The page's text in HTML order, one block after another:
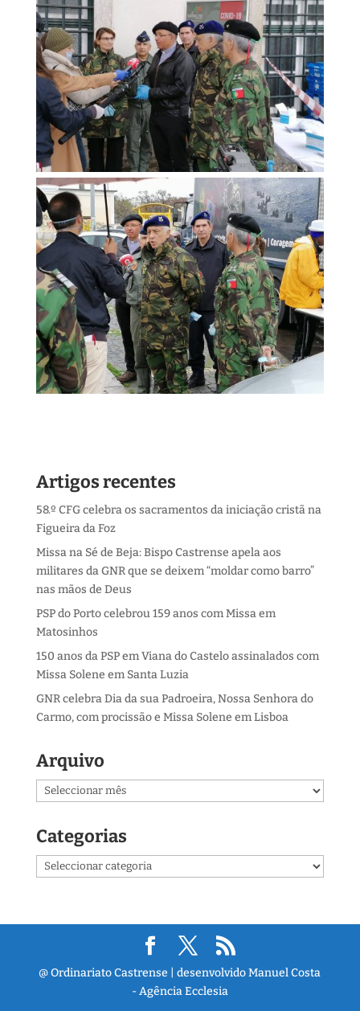
Artigos recentes
58.º CFG celebra os sacramentos da iniciação cristã na
Figueira da Foz
Missa na Sé de Beja: Bispo Castrense apela aos
militares da GNR que se deixem “moldar como barro”
nas mãos de Deus
PSP do Porto celebrou 159 anos com Missa em
Matosinhos
150 anos da PSP em Viana do Castelo assinalados com
Missa Solene em Santa Luzia
GNR celebra Dia da sua Padroeira, Nossa Senhora do
Carmo, com procissão e Missa Solene em Lisboa
Arquivo
Arquivo
Categorias
Categorias
@ Ordinariato Castrense | desenvolvido Manuel Costa
- Agência Ecclesia